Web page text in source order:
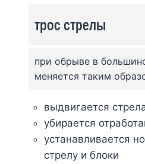
трос стрелы
при обрыве в
меняется таким
выдвигается
убирается
устанавливается
стрелу и блоки